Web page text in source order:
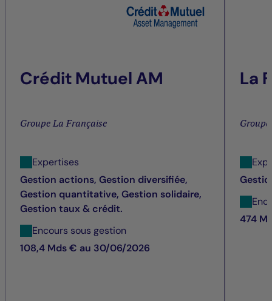
Crédit Mutuel AM
Groupe La Française
Expertises
Gestion actions, Gestion diversifiée,
Gestion quantitative, Gestion solidaire,
Gestion taux & crédit.
Encours sous gestion
108,4 Mds € au 30/06/2026
La
474